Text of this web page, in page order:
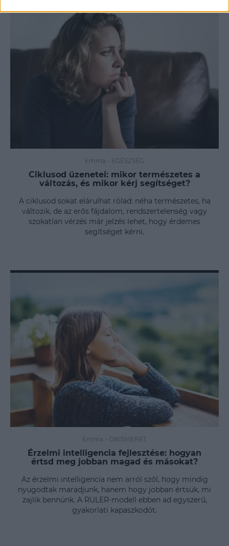
Emma - EGÉSZSÉG
Ciklusod üzenetei: mikor természetes a
változás, és mikor kérj segítséget?
A ciklusod sokat elárulhat rólad: néha természetes, ha
változik, de az erős fájdalom, rendszertelenség vagy
szokatlan vérzés már jelzés lehet, hogy érdemes
segítséget kérni.
Emma - ÖNISMERET
Érzelmi intelligencia fejlesztése: hogyan
értsd meg jobban magad és másokat?
Az érzelmi intelligencia nem arról szól, hogy mindig
nyugodtak maradjunk, hanem hogy jobban értsük, mi
zajlik bennünk. A RULER-modell ebben ad egyszerű,
gyakorlati kapaszkodót.